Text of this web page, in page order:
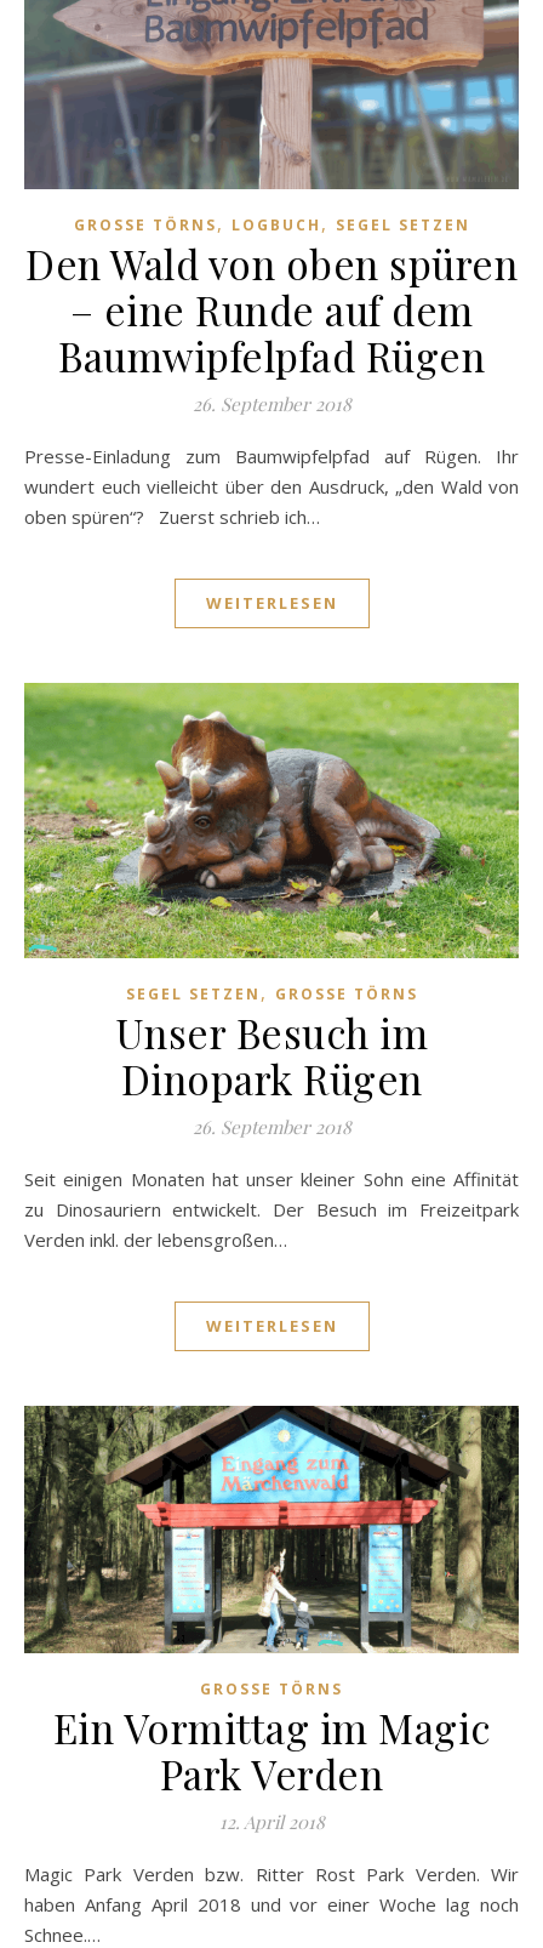
GROSSE TÖRNS , LOGBUCH , SEGEL SETZEN
Den Wald von oben spüren
– eine Runde auf dem
Baumwipfelpfad Rügen
26. September 2018
Presse-Einladung zum Baumwipfelpfad auf Rügen. Ihr
wundert euch vielleicht über den Ausdruck, „den Wald von
oben spüren“? Zuerst schrieb ich…
WEITERLESEN
SEGEL SETZEN , GROSSE TÖRNS
Unser Besuch im
Dinopark Rügen
26. September 2018
Seit einigen Monaten hat unser kleiner Sohn eine Affinität
zu Dinosauriern entwickelt. Der Besuch im Freizeitpark
Verden inkl. der lebensgroßen…
WEITERLESEN
GROSSE TÖRNS
Ein Vormittag im Magic
Park Verden
12. April 2018
Magic Park Verden bzw. Ritter Rost Park Verden. Wir
haben Anfang April 2018 und vor einer Woche lag noch
Schnee.…